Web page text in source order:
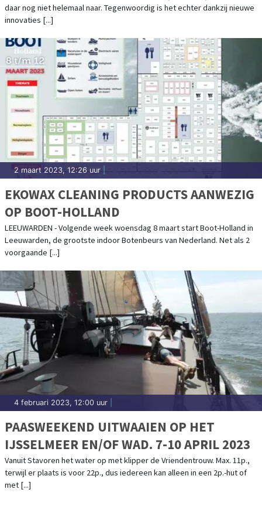
daar nog niet helemaal naar. Tegenwoordig is het echter dankzij nieuwe
innovaties [...]
2 maart 2023, 12:26 uur
EKOWAX CLEANING PRODUCTS AANWEZIG
OP BOOT-HOLLAND
LEEUWARDEN - Volgende week woensdag 8 maart start Boot-Holland in
Leeuwarden, de grootste indoor Botenbeurs van Nederland. Net als 2
voorgaande [...]
4 februari 2023, 12:00 uur
PAASWEEKEND UITWAAIEN OP HET
IJSSELMEER EN/OF WAD. 7-10 APRIL 2023
Vanuit Stavoren het water op met klipper de Vriendentrouw. Max. 11p.,
terwijl er plaats is voor 22p., dus iedereen kan alleen in een 2p.-hut of
met [...]